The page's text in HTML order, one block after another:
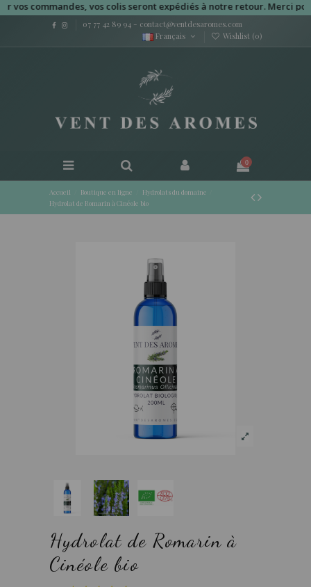
commandes, vos colis seront expédiés à notre retour. Merci pour
07 77 42 89 94 - contact@ventdesaromes.com
Français
Wishlist (0)
0
Accueil Boutique en ligne
Hydrolats du domaine
Hydrolat de Romarin à Cinéole bio
Hydrolat de Romarin à
Cinéole bio